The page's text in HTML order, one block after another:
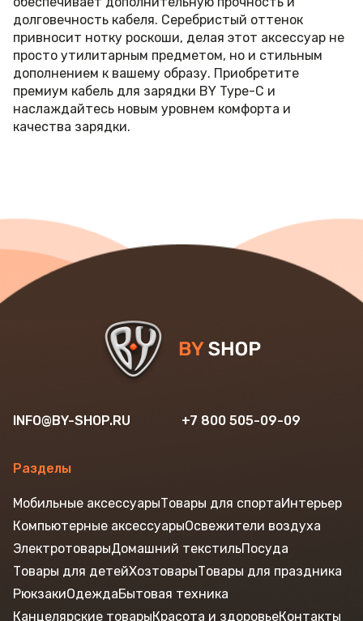
долговечность кабеля. Серебристый оттенок
привносит нотку роскоши, делая этот аксессуар не
просто утилитарным предметом, но и стильным
дополнением к вашему образу. Приобретите
премиум кабель для зарядки BY Type-C и
наслаждайтесь новым уровнем комфорта и
качества зарядки.
INFO@BY-SHOP.RU +7 800 505-09-09
Разделы
Мобильные аксессуарыТовары для спортаИнтерьер
Компьютерные аксессуарыОсвежители воздуха
ЭлектротоварыДомашний текстильПосуда
Товары для детейХозтоварыТовары для праздника
РюкзакиОдеждаБытовая техника
Канцелярские товарыКрасота и здоровьеКонтакты